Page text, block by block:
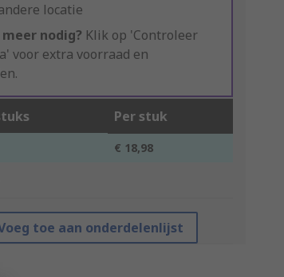
locatie
nodig? Klik op 'Controleer
voor extra voorraad en
Per stuk
€ 18,98
toe aan onderdelenlijst